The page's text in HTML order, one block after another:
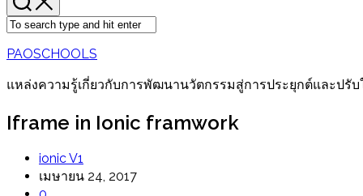
PAOSCHOOLS
แหล่งความรู้เกี่ยวกับการพัฒนานวัตกรรมสู่การประยุกต์และปรับ
Iframe in Ionic framwork
ionic V1
เมษายน 24, 2017